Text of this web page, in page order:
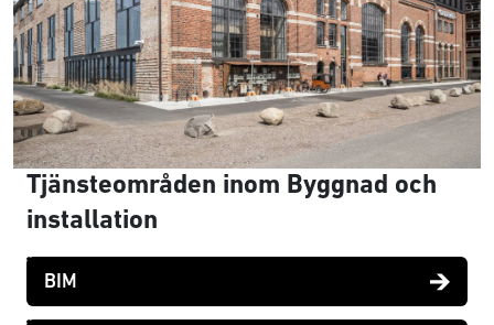
Tjänsteområden inom Byggnad och
installation
BIM